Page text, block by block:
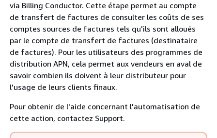
via Billing Conductor. Cette étape permet au compte
de transfert de factures de consulter les coûts de ses
comptes sources de factures tels qu'ils sont alloués
par le compte de transfert de factures (destinataire
de factures). Pour les utilisateurs des programmes de
distribution APN, cela permet aux vendeurs en aval de
savoir combien ils doivent à leur distributeur pour
l'usage de leurs clients finaux.
Pour obtenir de l'aide concernant l'automatisation de
cette action, contactez Support.